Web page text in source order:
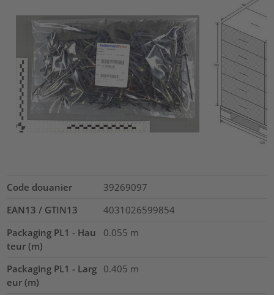
Code douanier
39269097
EAN13 / GTIN13
4031026599854
Packaging PL1 - Hau
teur (m)
0.055 m
Packaging PL1 - Larg
eur (m)
0.405 m